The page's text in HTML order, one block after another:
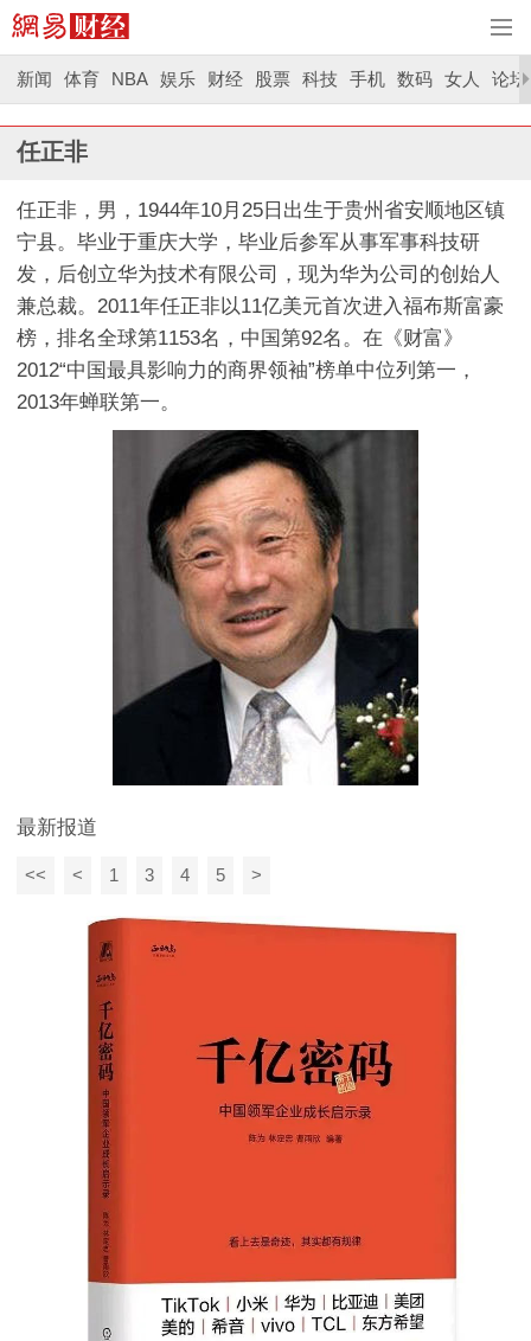
新闻 体育 NBA 娱乐 财经 股票 科技 手机 数码 女人 论坛
任正非
任正非，男，1944年10月25日出生于贵州省安顺地区镇
宁县。毕业于重庆大学，毕业后参军从事军事科技研
发，后创立华为技术有限公司，现为华为公司的创始人
兼总裁。2011年任正非以11亿美元首次进入福布斯富豪
榜，排名全球第1153名，中国第92名。在《财富》
2012“中国最具影响力的商界领袖”榜单中位列第一，
2013年蝉联第一。
最新报道
<< < 1 3 4 5 >